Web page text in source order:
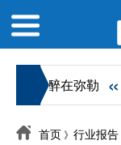
醇香 醉在弥勒 «
首页 》 行业报告